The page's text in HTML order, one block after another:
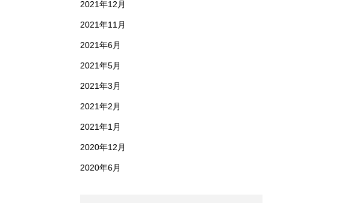
2021年12月
2021年11月
2021年6月
2021年5月
2021年3月
2021年2月
2021年1月
2020年12月
2020年6月